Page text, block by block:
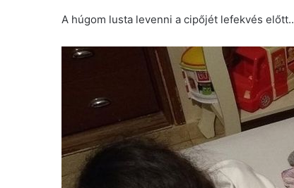
A húgom lusta levenni a cipőjét lefekvés előtt..